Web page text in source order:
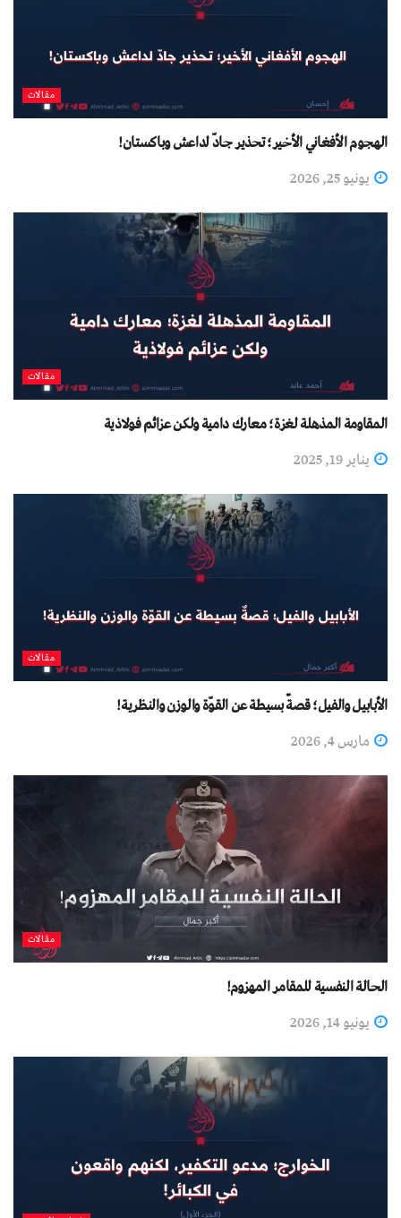
مقالات
الهجوم الأفغاني الأخير؛ تحذير جادّ لداعش وباكستان!
يونيو 25, 2026
مقالات
المقاومة المذهلة لغزة؛ معارك دامية ولكن عزائم فولاذية
يناير 19, 2025
مقالات
الأبابيل والفيل؛ قصةٌ بسيطة عن القوّة والوزن والنظرية!
مارس 4, 2026
مقالات
الحالة النفسية للمقامر المهزوم!
يونيو 14, 2026